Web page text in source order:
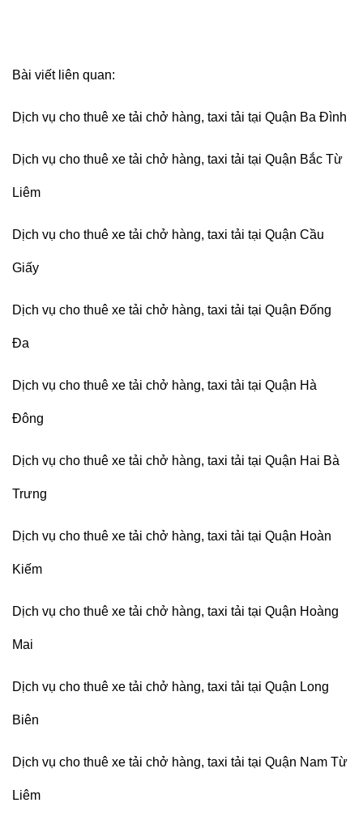
Bài viết liên quan:
Dịch vụ cho thuê xe tải chở hàng, taxi tải tại Quận Ba Đình
Dịch vụ cho thuê xe tải chở hàng, taxi tải tại Quận Bắc Từ
Liêm
Dịch vụ cho thuê xe tải chở hàng, taxi tải tại Quận Cầu
Giấy
Dịch vụ cho thuê xe tải chở hàng, taxi tải tại Quận Đống
Đa
Dịch vụ cho thuê xe tải chở hàng, taxi tải tại Quận Hà
Đông
Dịch vụ cho thuê xe tải chở hàng, taxi tải tại Quận Hai Bà
Trưng
Dịch vụ cho thuê xe tải chở hàng, taxi tải tại Quận Hoàn
Kiếm
Dịch vụ cho thuê xe tải chở hàng, taxi tải tại Quận Hoàng
Mai
Dịch vụ cho thuê xe tải chở hàng, taxi tải tại Quận Long
Biên
Dịch vụ cho thuê xe tải chở hàng, taxi tải tại Quận Nam Từ
Liêm